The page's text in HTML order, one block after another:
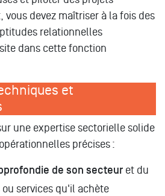
devez maîtriser à la fois des
relationnelles
dans cette fonction
et
une expertise sectorielle solide
précises :
de son secteur et du
services qu'il achète